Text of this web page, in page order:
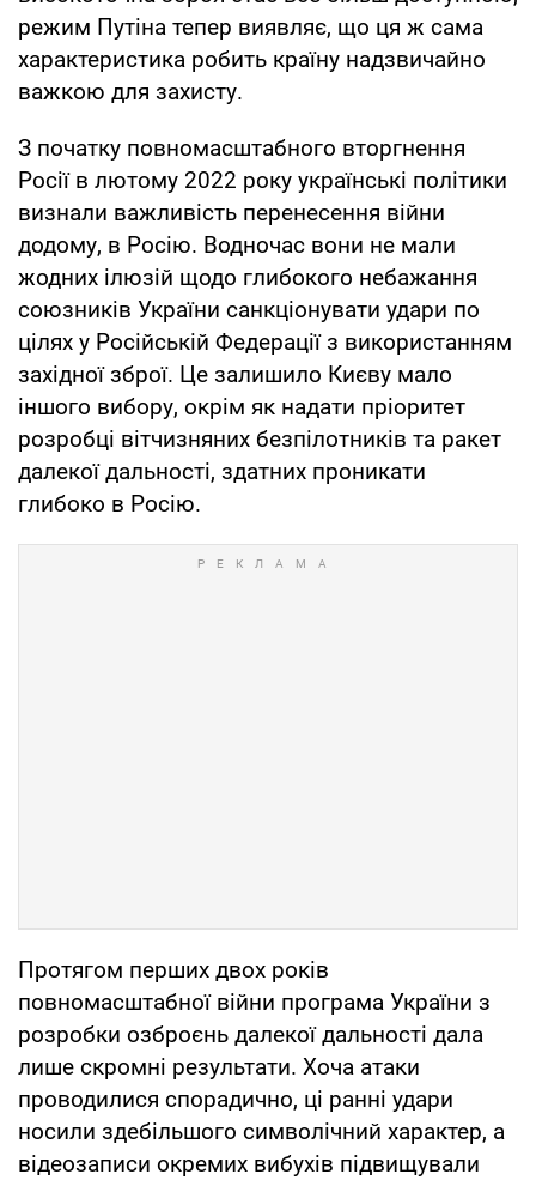
режим Путіна тепер виявляє, що ця ж сама
характеристика робить країну надзвичайно
важкою для захисту.
З початку повномасштабного вторгнення
Росії в лютому 2022 року українські політики
визнали важливість перенесення війни
додому, в Росію. Водночас вони не мали
жодних ілюзій щодо глибокого небажання
союзників України санкціонувати удари по
цілях у Російській Федерації з використанням
західної зброї. Це залишило Києву мало
іншого вибору, окрім як надати пріоритет
розробці вітчизняних безпілотників та ракет
далекої дальності, здатних проникати
глибоко в Росію.
Протягом перших двох років
повномасштабної війни програма України з
розробки озброєнь далекої дальності дала
лише скромні результати. Хоча атаки
проводилися спорадично, ці ранні удари
носили здебільшого символічний характер, а
відеозаписи окремих вибухів підвищували